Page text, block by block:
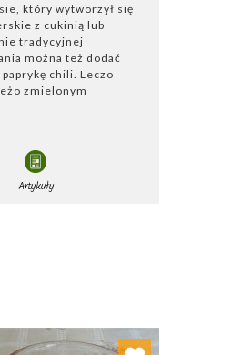
który wytworzył się
z cukinią lub
tradycyjnej
można też dodać
chili. Leczo
zmielonym
Artykuły
Dodaj do ulubionych